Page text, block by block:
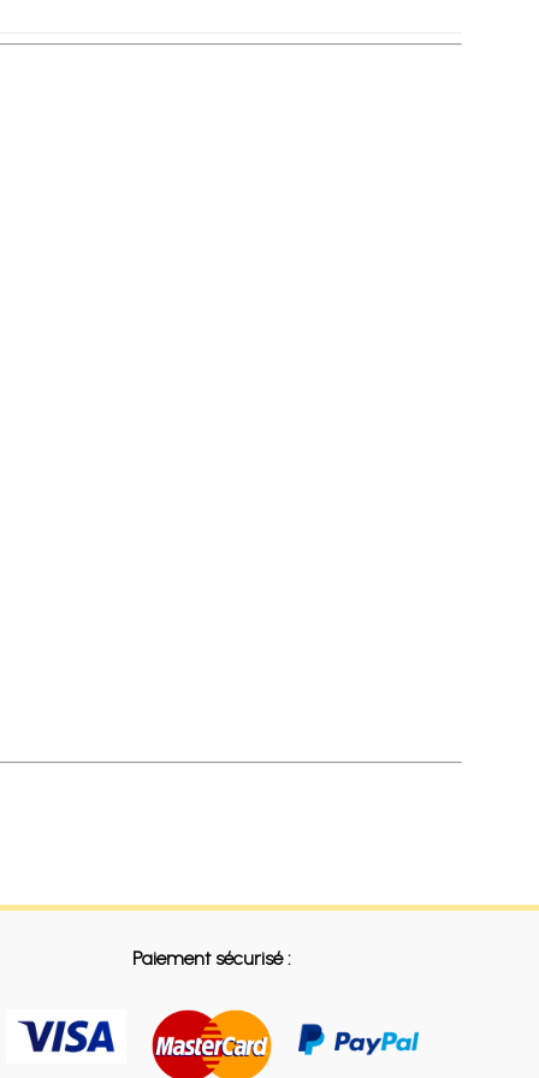
Paiement sécurisé :